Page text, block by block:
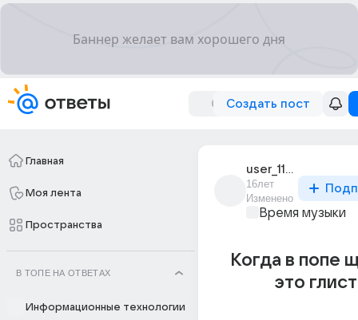
Создать пост
Главная
Моя лента
Пространства
В ТОПЕ НА ОТВЕТАХ
Информационные технологии
user_11448233
16лет
Изменено
Время музыки
Когда в попе
это